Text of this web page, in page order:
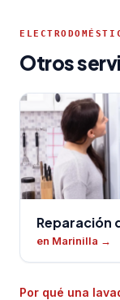
Otros
Reparación
en Marinilla →
Por qué una